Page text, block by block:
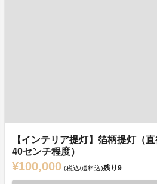
【インテリア提灯】箔柄提灯（
40センチ程度）
¥100,000 (税込/送料込)残り9